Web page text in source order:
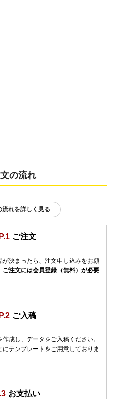
の流れ
流れを詳しく見る
ご注文
が決まったら、注文申し込みをお願
ご注文には会員登録（無料）が必要
ご入稿
作成し、データをご入稿ください。
にテンプレートをご用意しておりま
お支払い